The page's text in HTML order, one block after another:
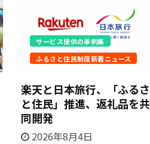
サービス提供の事例集
ふるさと住民制度新着ニュース
楽天と日本旅行、「ふるさ
と住民」推進、返礼品を共
同開発
2026年8月4日